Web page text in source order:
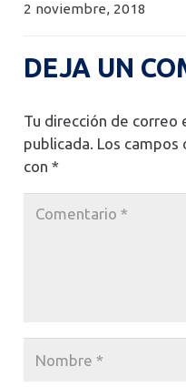
2 noviembre, 2018
DEJA UN
Tu dirección de correo
publicada. Los
con *